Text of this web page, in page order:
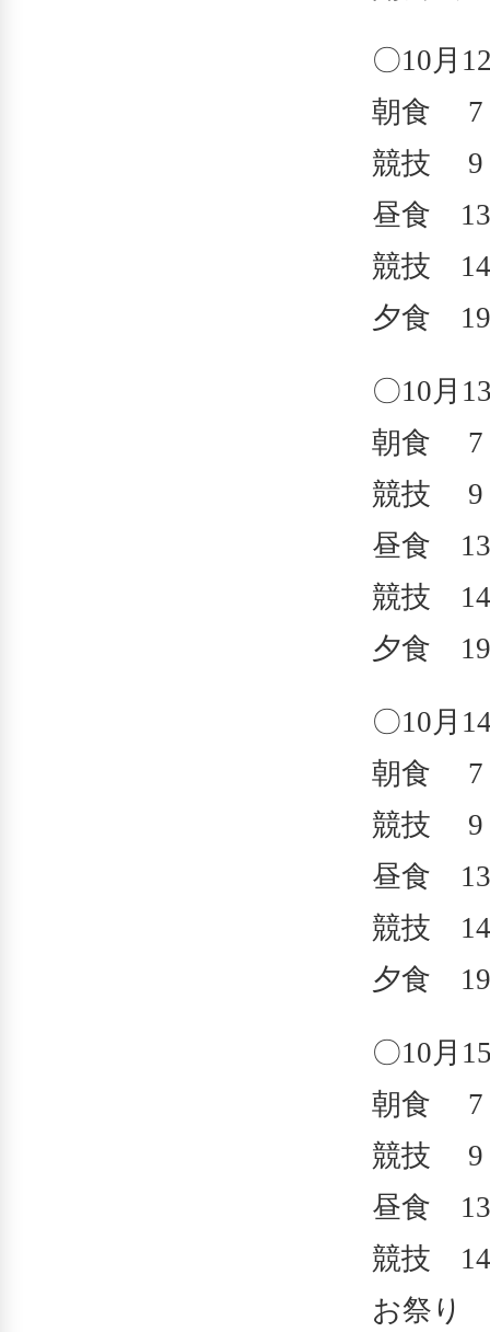
〇10月
朝食 7
競技 9
昼食 13
競技 14
夕食 19
〇10月
朝食 7
競技 9
昼食 13
競技 14
夕食 19
〇10月
朝食 7
競技 9
昼食 13
競技 14
夕食 19
〇10月
朝食 7
競技 9
昼食 13
競技 14
お祭り